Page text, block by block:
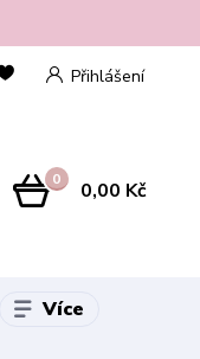
Přihlášení
0 0,00 Kč
Více